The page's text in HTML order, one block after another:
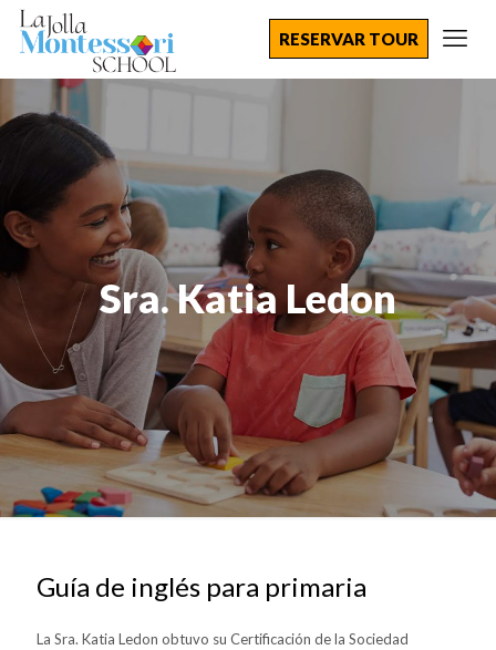
RESERVAR TOUR
Sra. Katia Ledon
Guía de inglés para primaria
La Sra. Katia Ledon obtuvo su Certificación de la Sociedad